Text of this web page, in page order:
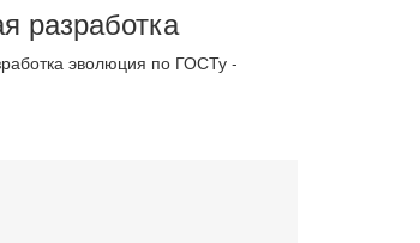
разработка
эволюция по ГОСТу -